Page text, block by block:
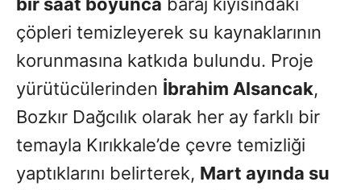
bir saat boyunca baraj kıyısındaki
çöpleri temizleyerek su kaynaklarının
korunmasına katkıda bulundu. Proje
yürütücülerinden İbrahim Alsancak,
Bozkır Dağcılık olarak her ay farklı bir
temayla Kırıkkale’de çevre temizliği
yaptıklarını belirterek, Mart ayında su